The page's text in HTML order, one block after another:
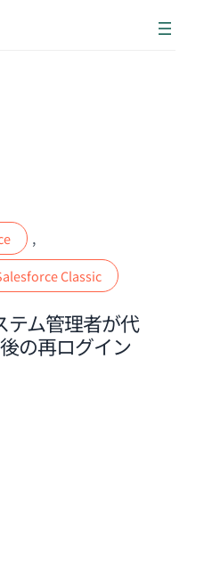
,
Classic
テム管理者が代
の再ログイン